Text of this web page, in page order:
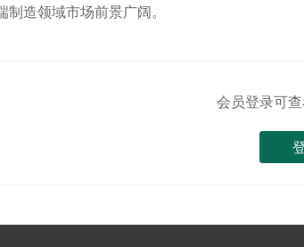
造领域市场前景广阔。
会员登录可